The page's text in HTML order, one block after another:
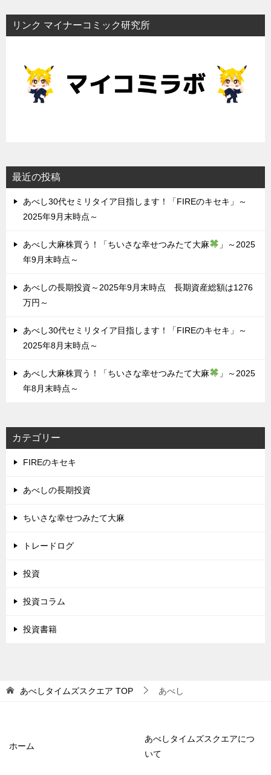
リンク マイナーコミック研究所
最近の投稿
あべし30代セミリタイア目指します！「FIREのキセキ」～
2025年9月末時点～
あべし大麻株買う！「ちいさな幸せつみたて大麻
」～2025
年9月末時点～
あべしの長期投資～2025年9月末時点 長期資産総額は1276
万円～
あべし30代セミリタイア目指します！「FIREのキセキ」～
2025年8月末時点～
あべし大麻株買う！「ちいさな幸せつみたて大麻
」～2025
年8月末時点～
カテゴリー
FIREのキセキ
あべしの長期投資
ちいさな幸せつみたて大麻
トレードログ
投資
投資コラム
投資書籍
あべしタイムズスクエア TOP あべし
ホーム
あべしタイムズスクエアにつ
いて